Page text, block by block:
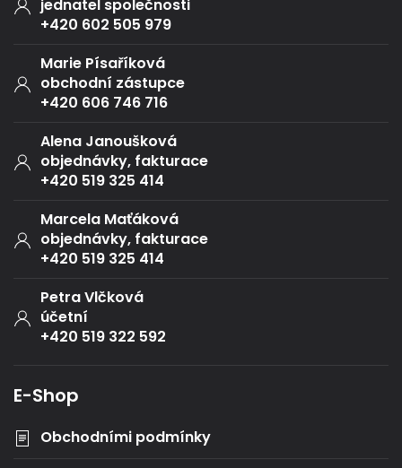
jednatel společnosti
+420 602 505 979
Marie Písaříková
obchodní zástupce
+420 606 746 716
Alena Janoušková
objednávky, fakturace
+420 519 325 414
Marcela Maťáková
objednávky, fakturace
+420 519 325 414
Petra Vlčková
účetní
+420 519 322 592
E-Shop
Obchodními podmínky